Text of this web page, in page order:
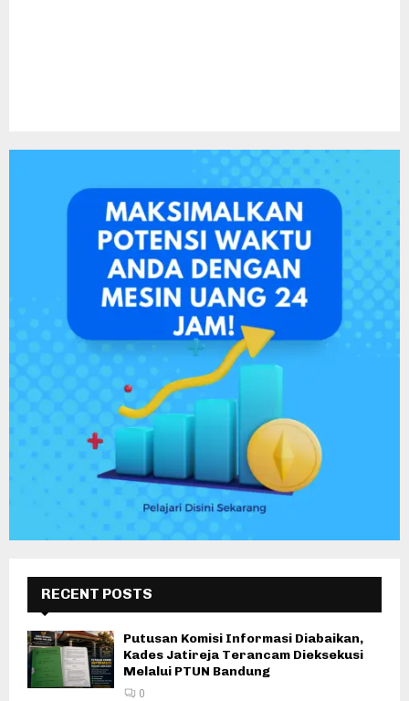
RECENT POSTS
Putusan Komisi Informasi Diabaikan,
Kades Jatireja Terancam Dieksekusi
Melalui PTUN Bandung
0